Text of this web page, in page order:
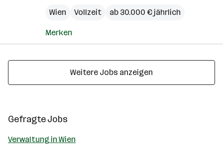
Wien
Vollzeit ab 30.000 € jährlich
Merken
Weitere Jobs anzeigen
Gefragte Jobs
Verwaltung in Wien